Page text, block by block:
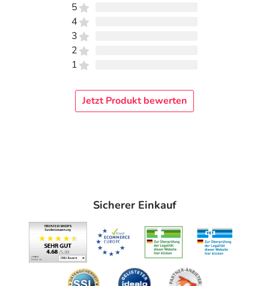
5
4
3
2
1
Jetzt Produkt bewerten
Sicherer Einkauf